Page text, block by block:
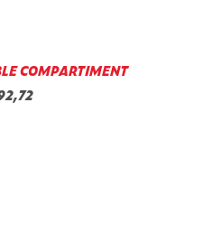
COMPARTIMENT